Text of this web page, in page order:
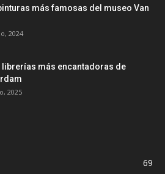
más famosas del museo Van
2024
librerías más encantadoras de
2025
69